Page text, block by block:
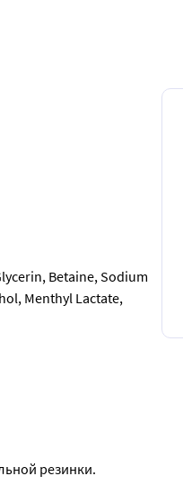
Betaine, Sodium
Menthyl Lactate,
резинки.